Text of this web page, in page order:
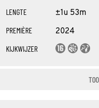
LENGTE ±1u 53m
PREMIÈRE 2024
KIJKWIJZER